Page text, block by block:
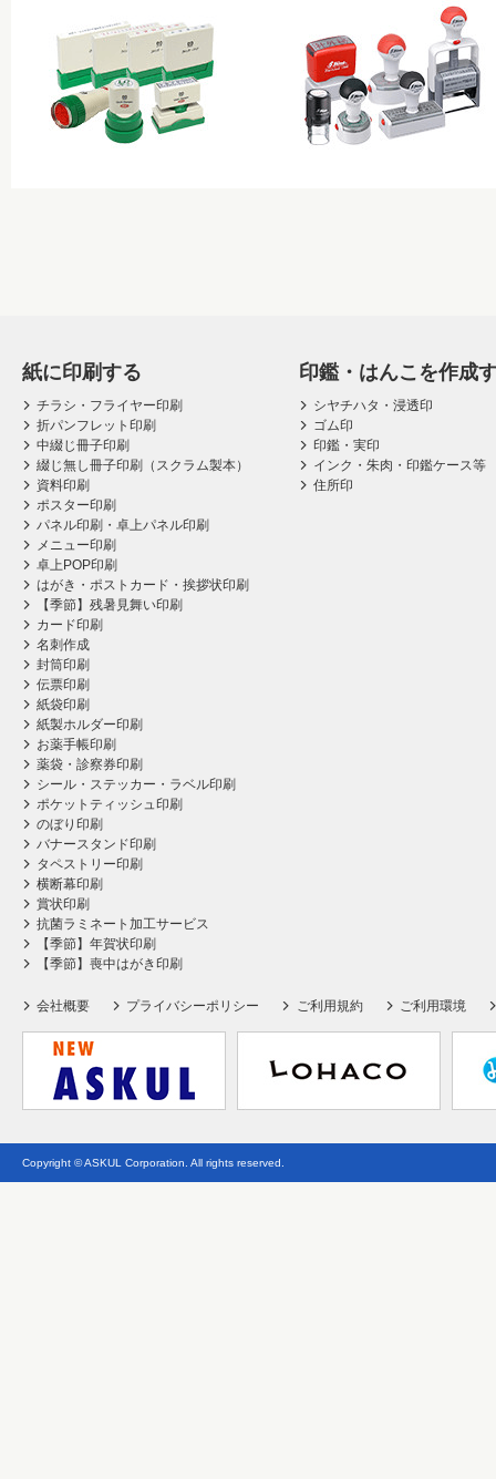
紙に印刷する
チラシ・フライヤー印刷
折パンフレット印刷
中綴じ冊子印刷
綴じ無し冊子印刷（スクラム製本）
資料印刷
ポスター印刷
パネル印刷・卓上パネル印刷
メニュー印刷
卓上POP印刷
はがき・ポストカード・挨拶状印刷
【季節】残暑見舞い印刷
カード印刷
名刺作成
封筒印刷
伝票印刷
紙袋印刷
紙製ホルダー印刷
お薬手帳印刷
薬袋・診察券印刷
シール・ステッカー・ラベル印刷
ポケットティッシュ印刷
のぼり印刷
バナースタンド印刷
タペストリー印刷
横断幕印刷
賞状印刷
抗菌ラミネート加工サービス
【季節】年賀状印刷
【季節】喪中はがき印刷
印鑑・はんこを作成
シヤチハタ・浸透印
ゴム印
印鑑・実印
インク・朱肉・印鑑ケース等
住所印
会社概要 プライバシーポリシー ご利用規約 ご利用環境
Copyright © ASKUL Corporation. All rights reserved.